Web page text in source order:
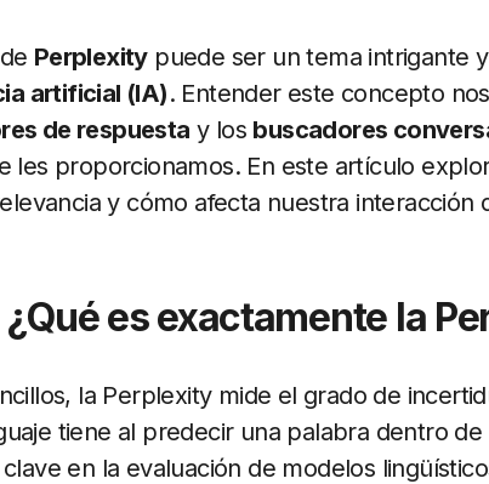
Perplexitypuede ser un tema intrigante
artificial (IA). Entender este concepto
de respuesta y los buscadores
les proporcionamos. En este artículo
y cómo afecta nuestra interacción
¿Qué es exactamente la
la Perplexity mide el grado de
tiene al predecir una palabra dentro
en la evaluación de modelos